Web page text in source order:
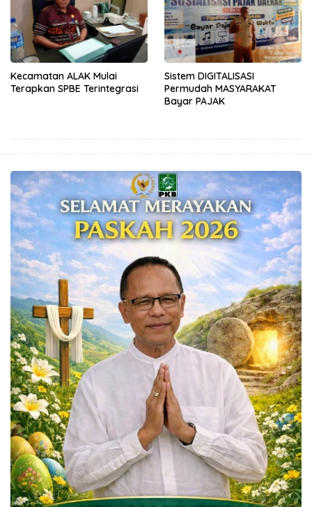
Kecamatan ALAK Mulai
Terapkan SPBE Terintegrasi
Sistem DIGITALISASI
Permudah MASYARAKAT
Bayar PAJAK